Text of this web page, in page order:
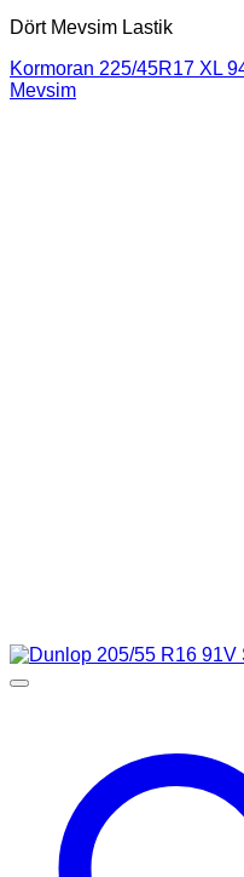
Dört Mevsim Lastik
Kormoran 225/45R17 XL
Mevsim